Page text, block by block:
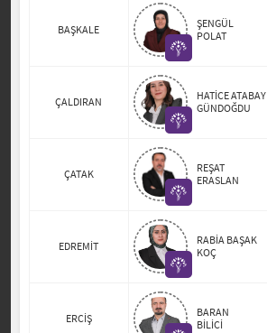
BAŞKALE
ŞENGÜL
POLAT
ÇALDIRAN
HATİCE ATABAY
GÜNDOĞDU
ÇATAK
REŞAT
ERASLAN
EDREMİT
RABİA BAŞAK
KOÇ
ERCİŞ
BARAN
BİLİCİ